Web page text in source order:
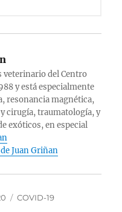
veterinario del Centro
y está especialmente
resonancia magnética,
cirugía, traumatología, y
exóticos, en especial
Juan Griñan
Categorías
COVID-19